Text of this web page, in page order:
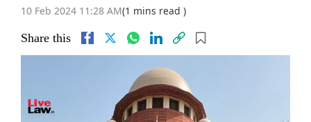
10 Feb 2024 11:28 AM(1 mins read )
Share this